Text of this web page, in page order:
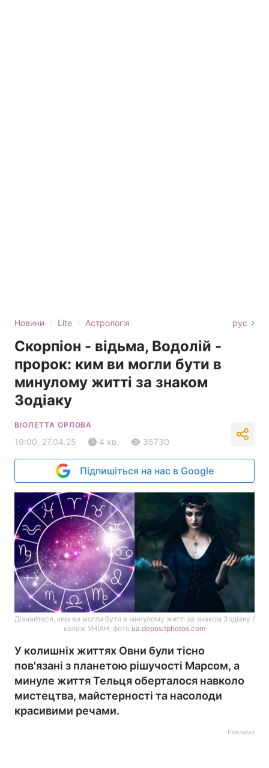
Новини › Lite › Астрологія рус
Скорпіон - відьма, Водолій -
пророк: ким ви могли бути в
минулому житті за знаком
Зодіаку
ВІОЛЕТТА ОРЛОВА
19:00, 27.04.25 4 хв. 35730
Підпишіться на нас в Google
Дізнайтеся, ким ви могли бути в минулому житті за знаком Зодіаку /
колаж УНІАН, фото ua.depositphotos.com
У колишніх життях Овни були тісно
пов'язані з планетою рішучості Марсом, а
минуле життя Тельця оберталося навколо
мистецтва, майстерності та насолоди
красивими речами.
Реклама